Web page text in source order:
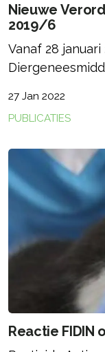
Nieuwe
2019/6
Vanaf 28
27 Jan 2022
PUBLICATIES
Reactie FIDIN